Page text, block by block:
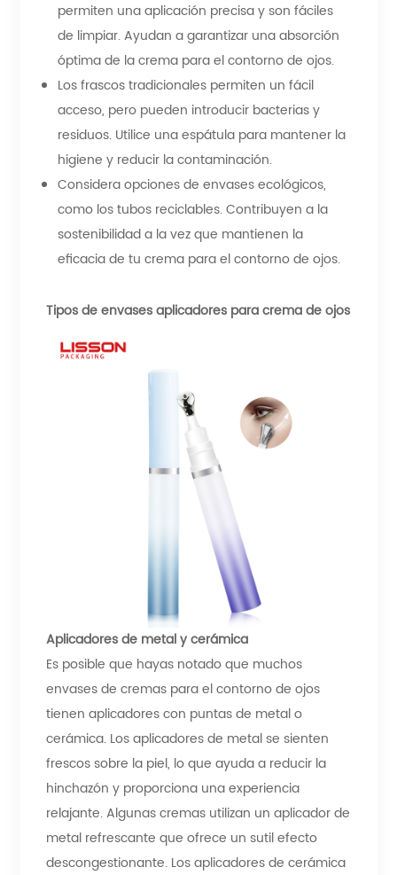
permiten una aplicación precisa y son fáciles
de limpiar. Ayudan a garantizar una absorción
óptima de la crema para el contorno de ojos.
Los frascos tradicionales permiten un fácil
acceso, pero pueden introducir bacterias y
residuos. Utilice una espátula para mantener la
higiene y reducir la contaminación.
Considera opciones de envases ecológicos,
como los tubos reciclables. Contribuyen a la
sostenibilidad a la vez que mantienen la
eficacia de tu crema para el contorno de ojos.
Tipos de envases aplicadores para crema de ojos
Aplicadores de metal y cerámica
Es posible que hayas notado que muchos
envases de cremas para el contorno de ojos
tienen aplicadores con puntas de metal o
cerámica. Los aplicadores de metal se sienten
frescos sobre la piel, lo que ayuda a reducir la
hinchazón y proporciona una experiencia
relajante. Algunas cremas utilizan un aplicador de
metal refrescante que ofrece un sutil efecto
descongestionante. Los aplicadores de cerámica